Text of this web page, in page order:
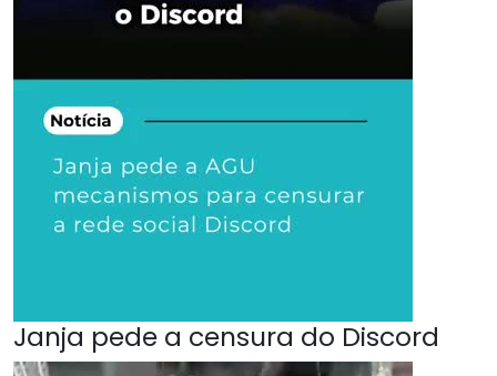
Janja pede a censura do Discord